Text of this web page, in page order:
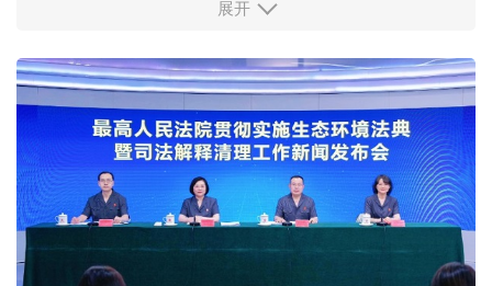
中国多地出台带薪休假新政 释放消费潜力
入境游火热 前7月北京离境退税各项数据均创新高
我国自阿根廷进口的牛肉已达到规定数量的50%
上半年我国黄金消费量511.412吨，同比增长1.23%
AI客服承诺不实、人工客服接入困难 中消协回应
展开